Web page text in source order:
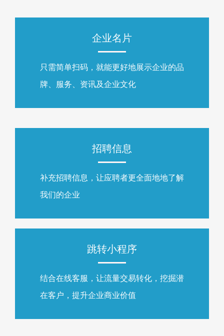
企业名片
只需简单扫码，就能更好地展示企业的品
牌、服务、资讯及企业文化
招聘信息
补充招聘信息，让应聘者更全面地地了解
我们的企业
跳转小程序
结合在线客服，让流量交易转化，挖掘潜
在客户，提升企业商业价值